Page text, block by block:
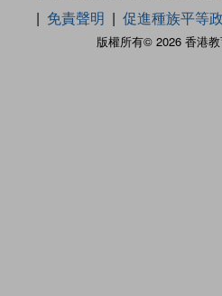
版權所有© 2026 香港
免責聲明
促進種族平等